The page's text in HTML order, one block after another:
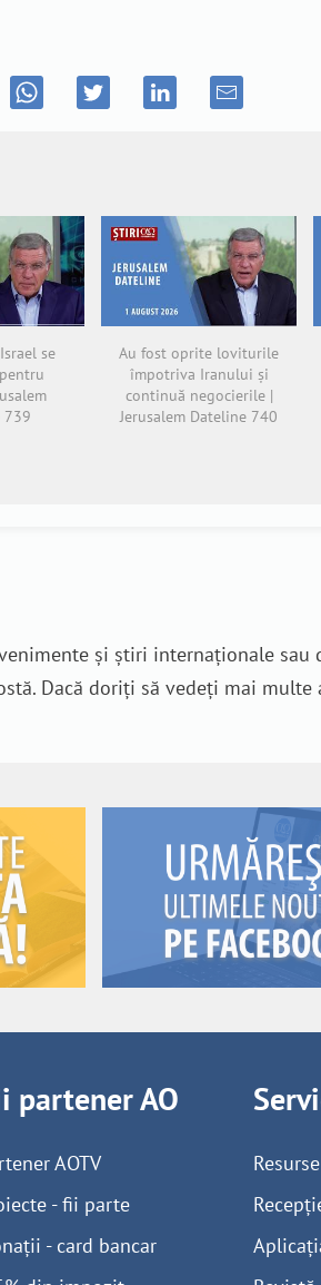
se
739
Au fost oprite loviturile
împotriva Iranului și
continuă negocierile |
Jerusalem Dateline 740
și știri internaționale
Dacă doriți să vedeți mai multe
partener AO
AOTV
- fii parte
- card bancar